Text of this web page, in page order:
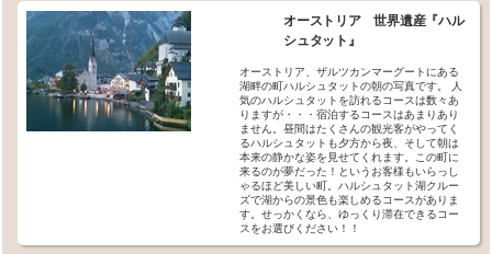
オーストリア 世界遺産『ハル
シュタット』
オーストリア、ザルツカンマーグートにある
湖畔の町ハルシュタットの朝の写真です。 人
気のハルシュタットを訪れるコースは数々あ
りますが・・・宿泊するコースはあまりあり
ません。昼間はたくさんの観光客がやってく
るハルシュタットも夕方から夜、そして朝は
本来の静かな姿を見せてくれます。この町に
来るのが夢だった！というお客様もいらっし
ゃるほど美しい町。ハルシュタット湖クルー
ズで湖からの景色も楽しめるコースがありま
す。せっかくなら、ゆっくり滞在できるコー
スをお選びください！！